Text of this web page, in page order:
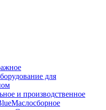
для
и производственное
Маслосборное